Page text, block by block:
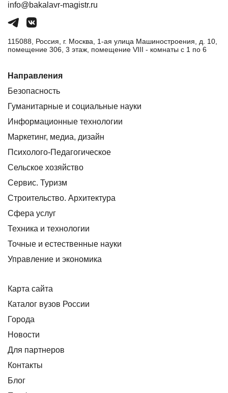
info@bakalavr-magistr.ru
115088, Россия, г. Москва, 1-ая улица Машиностроения, д. 10,
помещение 306, 3 этаж, помещение VIII - комнаты с 1 по 6
Направления
Безопасность
Гуманитарные и социальные науки
Информационные технологии
Маркетинг, медиа, дизайн
Психолого-Педагогическое
Сельское хозяйство
Сервис. Туризм
Строительство. Архитектура
Сфера услуг
Техника и технологии
Точные и естественные науки
Управление и экономика
Карта сайта
Каталог вузов России
Города
Новости
Для партнеров
Контакты
Блог